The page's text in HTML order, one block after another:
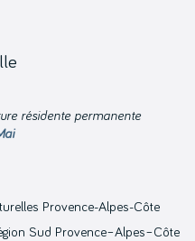
résidente permanente
Provence-Alpes-Côte
Sud Provence–Alpes–Côte